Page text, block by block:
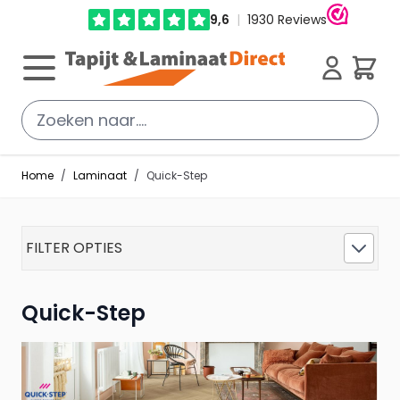
Ga direct door naar de inhoud
Cart
Home / Laminaat / Quick-Step
FILTER OPTIES
Quick-Step